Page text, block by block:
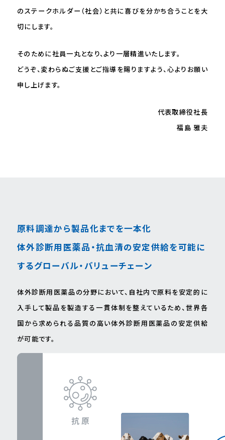
のステークホルダー（社会）と共に喜びを分かち合うことを⼤
切にします。
そのために社員⼀丸となり、より⼀層精進いたします。
どうぞ、変わらぬご⽀援とご指導を賜りますよう、⼼よりお願い
申し上げます。
代表取締役社⻑
福島 雅夫
原料調達から製品化までを⼀本化
体外診断⽤医薬品‧抗⾎清の安定供給を可能に
するグローバル・バリューチェーン
体外診断⽤医薬品の分野において、⾃社内で原料を安定的に
⼊⼿して製品を製造する⼀貫体制を整えているため、世界各
国から求められる品質の⾼い体外診断⽤医薬品の安定供給
が可能です。